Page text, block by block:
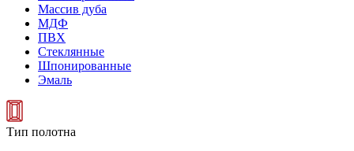
Массив дуба
МДФ
ПВХ
Стеклянные
Шпонированные
Эмаль
Тип полотна